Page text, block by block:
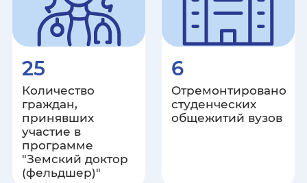
Республика Крым
Курганская область
Ленинградская область
Липецкая область
25
Количество
граждан,
принявших
участие в
программе
"Земский доктор
(фельдшер)"
6
Отремонтировано
студенческих
общежитий вузов